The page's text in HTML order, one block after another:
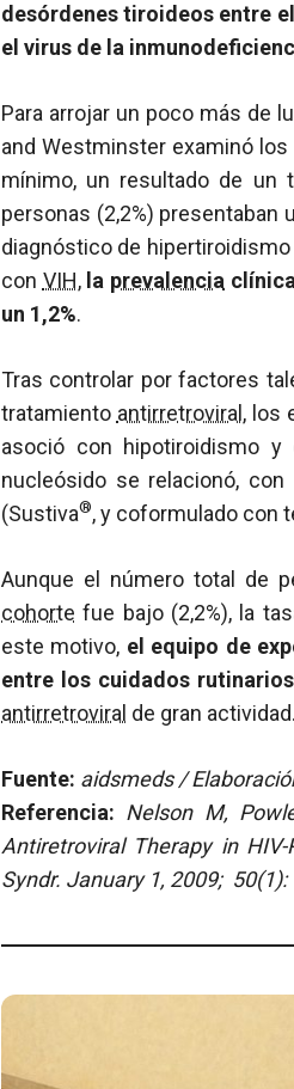
desórdenes tiroideos entre
el virus de la
Para arrojar un poco más de
and Westminster examinó
mínimo, un resultado de un
personas (2,2%) presentaban
diagnóstico de
con VIH, la prevalencia
un 1,2%.
Tras controlar por factores
tratamiento antirretroviral , los
asoció con hipotiroidismo
nucleósido se relacionó,
(Sustiva®, y coformulado con
Aunque el número total de
cohorte fue bajo (2,2%), la
este motivo, el equipo de
entre los cuidados
antirretroviral de gran actividad.
Fuente: aidsmeds /
Referencia: Nelson M,
Antiretroviral Therapy in
Syndr. January 1, 2009; 50(1):